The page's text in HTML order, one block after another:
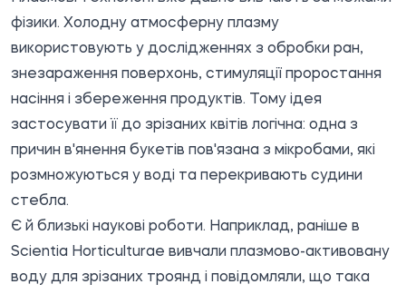
фізики. Холодну атмосферну плазму
використовують у дослідженнях з обробки ран,
знезараження поверхонь, стимуляції проростання
насіння і збереження продуктів. Тому ідея
застосувати її до зрізаних квітів логічна: одна з
причин в'янення букетів пов'язана з мікробами, які
розмножуються у воді та перекривають судини
стебла.
Є й близькі наукові роботи. Наприклад, раніше в
Scientia Horticulturae вивчали плазмово-активовану
воду для зрізаних троянд і повідомляли, що така